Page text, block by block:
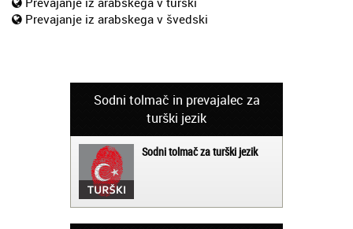
Prevajanje iz arabskega v švedski
Sodni tolmač in prevajalec za
turški jezik
Sodni tolmač za turški jezik